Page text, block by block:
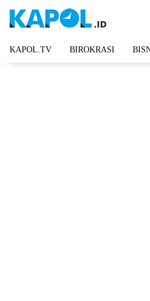
KAPOL.TV BIROKRASI